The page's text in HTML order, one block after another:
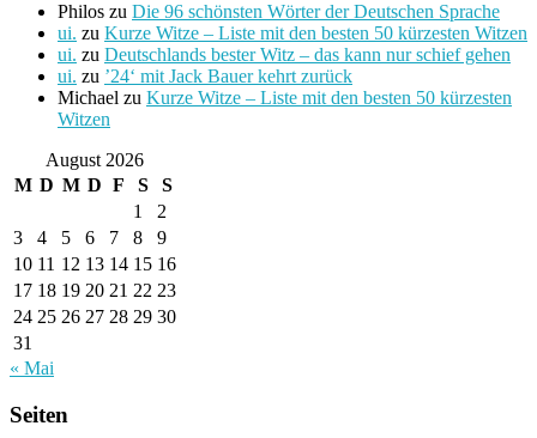
Philos zu Die 96 schönsten Wörter der Deutschen Sprache
ui. zu Kurze Witze – Liste mit den besten 50 kürzesten Witzen
ui. zu Deutschlands bester Witz – das kann nur schief gehen
ui. zu ’24‘ mit Jack Bauer kehrt zurück
Michael zu Kurze Witze – Liste mit den besten 50 kürzesten
Witzen
August 2026
M D M D F S
S
1
2
3
4 5 6 7 8
9
10 11 12 13 14 15 16
17 18 19 20 21 22 23
24 25 26 27 28 29 30
31
« Mai
Seiten